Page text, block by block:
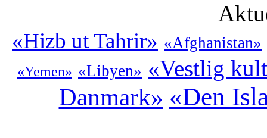
«Hizb ut Tahrir» «Afghanistan»
«Yemen» «Libyen» «Vestlig
Danmark» «Den